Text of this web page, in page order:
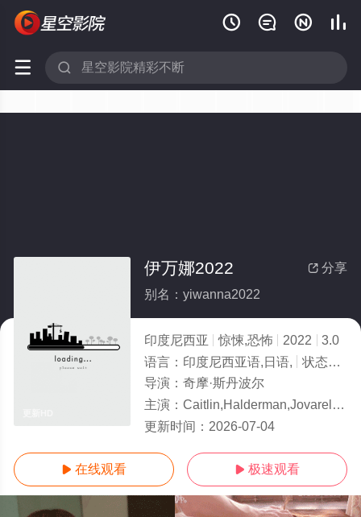
   
 
 分享
伊万娜2022
别名：yiwanna2022
印度尼西亚 惊悚,恐怖 2022
3.0
语言： 印度尼西亚语,日语, 状态：
导演： 奇摩·斯丹波尔
主演： Caitlin,Halderman,Jovarel,Callum,Junior,Roberts,Shand
更新时间： 2026-07-04
 在线观看  极速观看